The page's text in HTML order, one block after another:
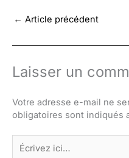
← Article précédent
Laisser un
Votre adresse e-mail ne
obligatoires sont indiqués
Écrivez
ici…